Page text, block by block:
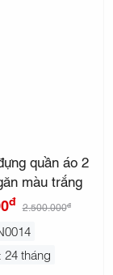
quần áo 2
màu trắng
đ 2.500.000đ
24 tháng